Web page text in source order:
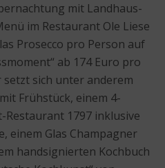
mit Landhaus-
im Restaurant Ole Liese
Prosecco pro Person auf
ab 174 Euro pro
sich unter anderem
Frühstück, einem 4-
Restaurant 1797 inklusive
einem Glas Champagner
handsignierten Kochbuch